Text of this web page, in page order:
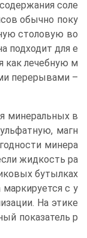
соле
обычно поку
столовую во
подходит для е
как лечебную м
перерывами –
минеральных в
магн
минера
жидкость ра
бутылках
с у
На этике
показатель p